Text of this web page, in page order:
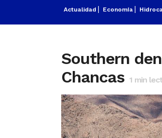
Actualidad Economía
Southern
Chancas 1 min